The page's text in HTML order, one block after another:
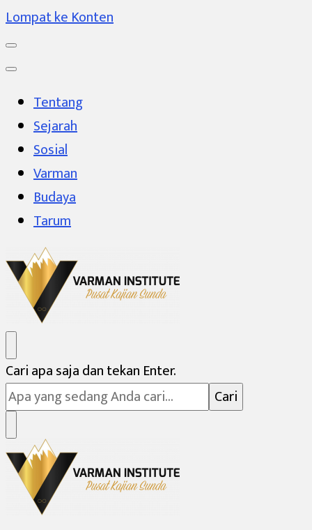
Lompat ke Konten
Tentang
Sejarah
Sosial
Varman
Budaya
Tarum
Varman Institute
Pusat Kajian Sunda
Mencari
Sesuatu?
Cari apa saja dan tekan Enter.